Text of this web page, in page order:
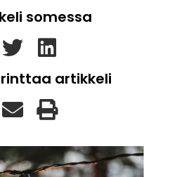
somessa
artikkeli